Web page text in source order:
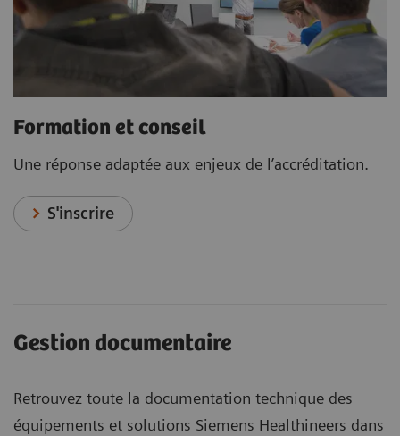
Formation et conseil
Une réponse adaptée aux enjeux de l’accréditation.
S'inscrire
Gestion documentaire
Retrouvez toute la documentation technique des
équipements et solutions Siemens Healthineers dans